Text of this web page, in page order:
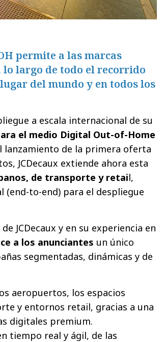
permite a las marcas
lo largo de todo el recorrido
del mundo y en todos los
a escala internacional de su
el medio Digital Out-of-Home
lanzamiento de la primera oferta
JCDecaux extiende ahora esta
de transporte y retail,
to-end) para el despliegue
JCDecaux y en su experiencia en
a los anunciantes un único
segmentadas, dinámicas y de
aeropuertos, los espacios
y entornos retail, gracias a una
digitales premium.
tiempo real y ágil, de las